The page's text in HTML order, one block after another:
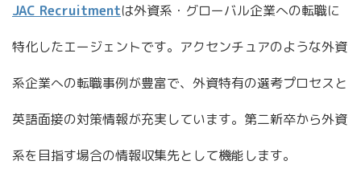
JAC Recruitmentは外資系・グローバル企業への転職に
特化したエージェントです。アクセンチュアのような外資
系企業への転職事例が豊富で、外資特有の選考プロセスと
英語面接の対策情報が充実しています。第二新卒から外資
系を目指す場合の情報収集先として機能します。